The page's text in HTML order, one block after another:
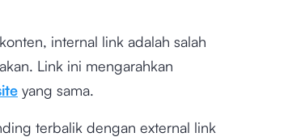
internal link adalah salah
Link ini mengarahkan
yang sama.
terbalik dengan external link